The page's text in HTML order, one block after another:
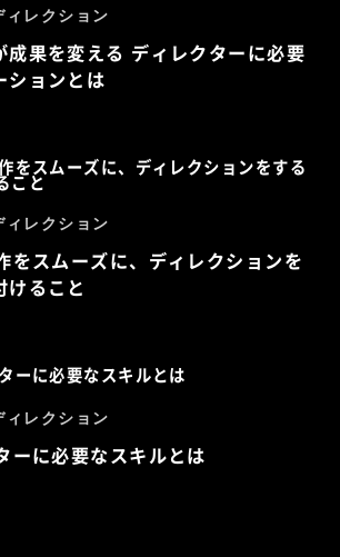
ィレクション
成果を変える ディレクターに必要
ションとは
ィレクション
をスムーズに、ディレクションを
けること
ィレクション
ーに必要なスキルとは